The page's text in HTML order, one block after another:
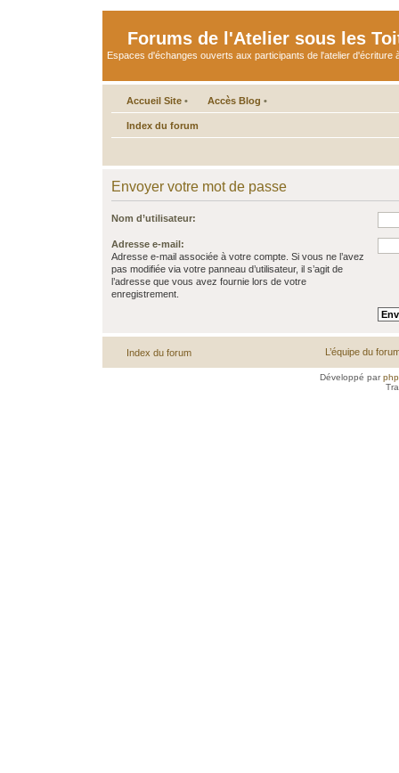
Forums de l'Atelier sous les
Espaces d'échanges ouverts aux participants de l'atelier d'écriture
Accueil Site • Accès Blog •
Index du forum
Envoyer votre mot de passe
Nom d’utilisateur:
Adresse e-mail:
Adresse e-mail associée à votre compte. Si vous ne l’avez
pas modifiée via votre panneau d’utilisateur, il s’agit de
l’adresse que vous avez fournie lors de votre
enregistrement.
Index du forum L’équipe du
Développé par